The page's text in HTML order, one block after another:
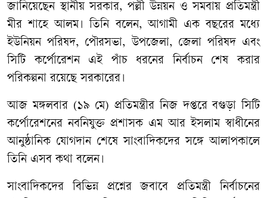
জানিয়েছেন স্থানীয় সরকার, পল্লী উন্নয়ন ও সমবায় প্রতিমন্ত্রী
মীর শাহে আলম। তিনি বলেন, আগামী এক বছরের মধ্যে
ইউনিয়ন পরিষদ, পৌরসভা, উপজেলা, জেলা পরিষদ এবং
সিটি কর্পোরেশন এই পাঁচ ধরনের নির্বাচন শেষ করার
পরিকল্পনা রয়েছে সরকারের।
আজ মঙ্গলবার (১৯ মে) প্রতিমন্ত্রীর নিজ দপ্তরে বগুড়া সিটি
কর্পোরেশনের নবনিযুক্ত প্রশাসক এম আর ইসলাম স্বাধীনের
আনুষ্ঠানিক যোগদান শেষে সাংবাদিকদের সঙ্গে আলাপকালে
তিনি এসব কথা বলেন।
সাংবাদিকদের বিভিন্ন প্রশ্নের জবাবে প্রতিমন্ত্রী নির্বাচনের